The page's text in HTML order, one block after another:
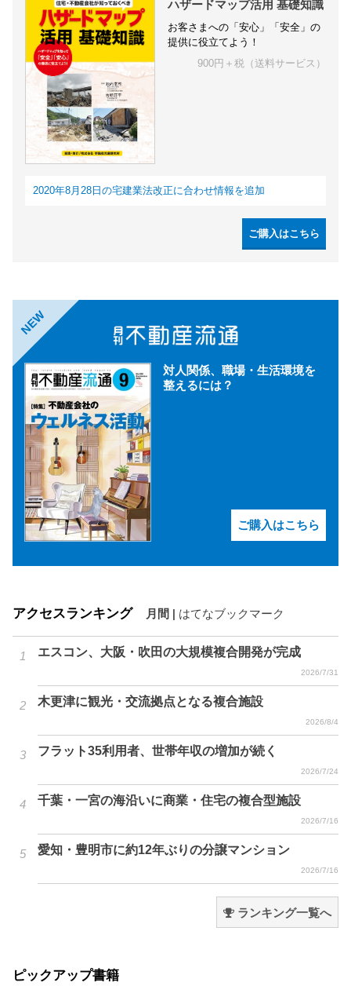
ハザードマップ活用 基礎知識
お客さまへの「安心」「安全」の
提供に役立てよう！
900円＋税（送料サービス）
2020年8月28日の宅建業法改正に合わせ情報を追加
ご購入はこちら
NEW
対人関係、職場・生活環境を
整えるには？
ご購入はこちら
アクセスランキング 月間 はてなブックマーク
エスコン、大阪・吹田の大規模複合開発が完成
2026/7/31
木更津に観光・交流拠点となる複合施設
2026/8/4
フラット35利用者、世帯年収の増加が続く
2026/7/24
千葉・一宮の海沿いに商業・住宅の複合型施設
2026/7/16
愛知・豊明市に約12年ぶりの分譲マンション
2026/7/16
ランキング一覧へ
ピックアップ書籍